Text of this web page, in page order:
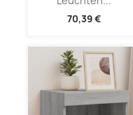
70,39 €